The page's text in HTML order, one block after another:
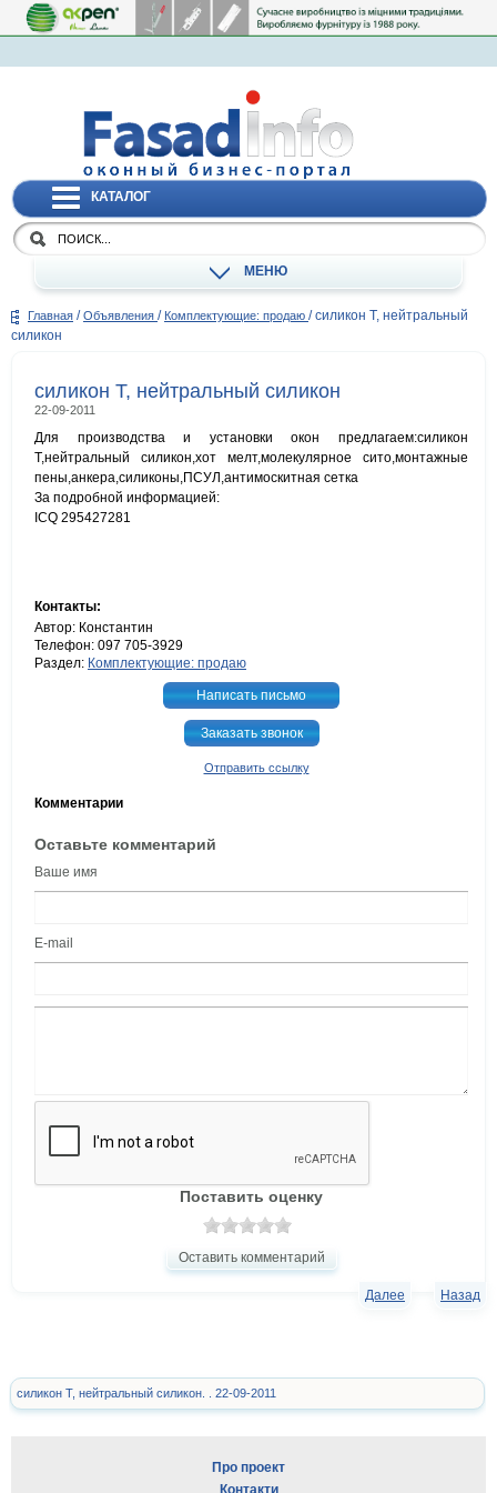
КАТАЛОГ
МЕНЮ
Главная / Объявления / Комплектующие: продаю / силикон Т, нейтральный
силикон
силикон Т, нейтральный силикон
22-09-2011
Для производства и установки окон предлагаем:силикон
Т,нейтральный силикон,хот мелт,молекулярное сито,монтажные
пены,анкера,силиконы,ПСУЛ,антимоскитная сетка
За подробной информацией:
ICQ 295427281
Контакты:
Автор: Константин
Телефон: 097 705-3929
Раздел: Комплектующие: продаю
Написать письмо
Заказать звонок
Отправить ссылку
Комментарии
Оставьте комментарий
Ваше имя
E-mail
Поставить оценку
Оставить комментарий
Назад
Далее
силикон Т, нейтральный силикон. . 22-09-2011
Про проект